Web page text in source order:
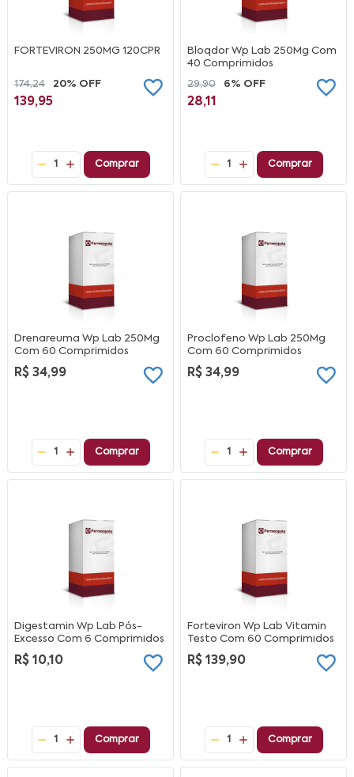
FORTEVIRON 250MG 120CPR
174,24 20% OFF
139,95
1 Comprar
Bloqdor Wp Lab 250Mg Com
40 Comprimidos
29,90
6% OFF
28,11
1 Comprar
Drenareuma Wp Lab 250Mg
Com 60 Comprimidos
R$ 34,99
1 Comprar
Proclofeno Wp Lab 250Mg
Com 60 Comprimidos
R$ 34,99
1 Comprar
Digestamin Wp Lab Pós-
Excesso Com 6 Comprimidos
R$ 10,10
1 Comprar
Forteviron Wp Lab Vitamin
Testo Com 60 Comprimidos
R$ 139,90
1 Comprar